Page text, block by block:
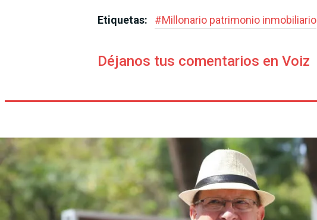
Etiquetas: #Millonario patrimonio inmobiliario
Déjanos tus comentarios en Voiz